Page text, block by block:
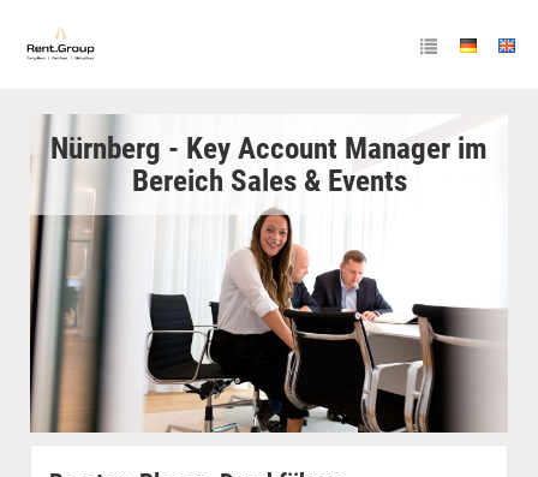
Nürnberg - Key Account Manager im
Bereich Sales & Events